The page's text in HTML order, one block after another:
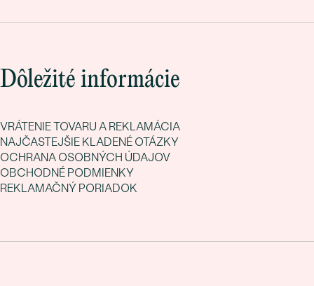
Dôležité informácie
VRÁTENIE TOVARU A REKLAMÁCIA
NAJČASTEJŠIE KLADENÉ OTÁZKY
OCHRANA OSOBNÝCH ÚDAJOV
OBCHODNÉ PODMIENKY
REKLAMAČNÝ PORIADOK